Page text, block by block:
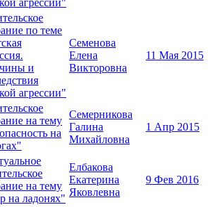
агрессии"
по теме
и
агрессии"
Семенова
Елена
Викторовна
11 Мая 2015
на тему
на
Семерникова
Галина
Михайловна
1 Апр 2015
на тему
на ладонях"
Елбакова
Екатерина
Яковлевна
9 Фев 2016